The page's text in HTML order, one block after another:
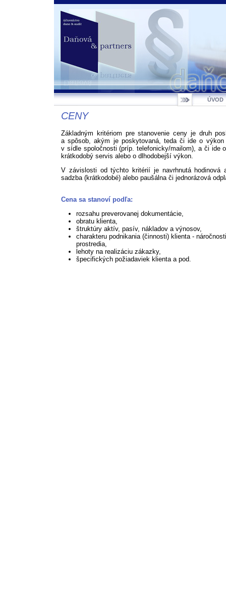
ÚVOD
CENY
Základným kritériom pre stanovenie ceny je druh
a spôsob, akým je poskytovaná, teda či ide o výkon
v sídle spoločnosti (príp. telefonicky/mailom), a či ide
krátkodobý servis alebo o dlhodobejší výkon.
V závislosti od týchto kritérií je navrhnutá hodinová
sadzba (krátkodobé) alebo paušálna či jednorázová
Cena sa stanoví podľa:
rozsahu preverovanej dokumentácie,
obratu klienta,
štruktúry aktív, pasív, nákladov a výnosov,
charakteru podnikania (činnosti) klienta -
prostredia,
lehoty na realizáciu zákazky,
špecifických požiadaviek klienta a pod.